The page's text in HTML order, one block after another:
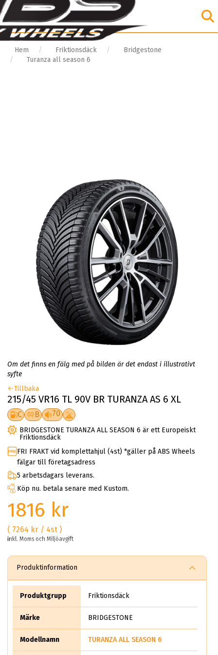
Hem Friktionsdäck
Bridgestone
Turanza all season 6
Om det finns en fälg med på bilden är det endast i illustrativt
syfte
Tillbaka
215/45 VR16 TL 90V BR TURANZA AS 6 XL
C B 70
BRIDGESTONE TURANZA ALL SEASON 6 är ett Europeiskt
Friktionsdäck
FRI FRAKT vid komplettahjul (4st) *gäller på ABS Wheels
fälgar till företagsadress
5 arbetsdagars leverans.
Köp nu. betala senare med Kustom.
1816 kr
( 7264 kr / 4st )
inkl. Moms och Miljöavgift
Produktinformation
Produktgrupp Friktionsdäck
Märke BRIDGESTONE
Modellnamn TURANZA ALL SEASON 6